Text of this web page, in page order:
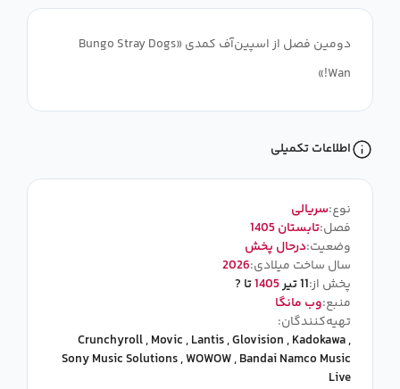
دومین فصل از اسپین‌آف کمدی «Bungo Stray Dogs
Wan!»
اطلاعات تکمیلی
نوع:سریالی
فصل:تابستان 1405
وضعیت:درحال پخش
سال ساخت میلادی:2026
پخش از:11 تیر 1405تا ?
منبع:وب مانگا
تهیه‌کنندگان:
Crunchyroll,Movic,Lantis,Glovision,Kadokawa,
Sony Music Solutions,WOWOW,Bandai Namco Music
Live